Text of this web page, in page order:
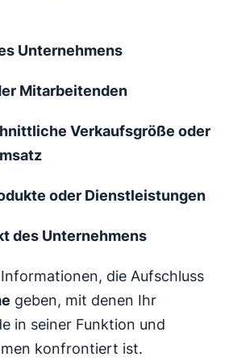
Unternehmens
Mitarbeitenden
Verkaufsgröße oder
oder Dienstleistungen
des Unternehmens
die Aufschluss
geben, mit denen Ihr
in seiner Funktion und
konfrontiert ist.